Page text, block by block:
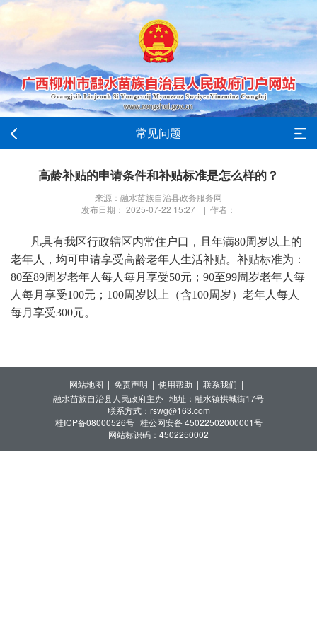
常见问题
高龄补贴的申请条件和补贴标准是怎么样的？
来源：融水苗族自治县政务服务网
发布日期： 2025-07-22 15:27 | 作者：
凡具有我区行政辖区内常住户口，且年满80周岁以上的
老年人，均可申请享受高龄老年人生活补贴。补贴标准为：
80至89周岁老年人每人每月享受50元；90至99周岁老年人每
人每月享受100元；100周岁以上（含100周岁）老年人每人
每月享受300元。
网站地图 | 免责声明 | 使用帮助 | 联系我们 |
融水苗族自治县人民政府主办 地址：融水镇拱城街17号
联系方式：rswg@163.com
桂ICP备08000526号 桂公网安备 45022502000001号
网站标识码：4502250002